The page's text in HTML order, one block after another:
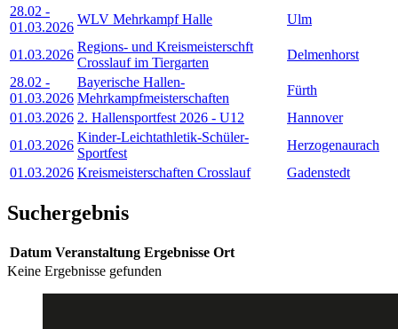
28.02 -
01.03.2026
WLV Mehrkampf Halle Ulm
01.03.2026
Regions- und Kreismeisterschft
Crosslauf im Tiergarten
Delmenhorst
28.02 -
01.03.2026
Bayerische Hallen-
Mehrkampfmeisterschaften
Fürth
01.03.2026 2. Hallensportfest 2026 - U12
Hannover
01.03.2026
Kinder-Leichtathletik-Schüler-
Sportfest
Herzogenaurach
01.03.2026 Kreismeisterschaften Crosslauf Gadenstedt
Suchergebnis
Datum Veranstaltung Ergebnisse Ort
Keine Ergebnisse gefunden